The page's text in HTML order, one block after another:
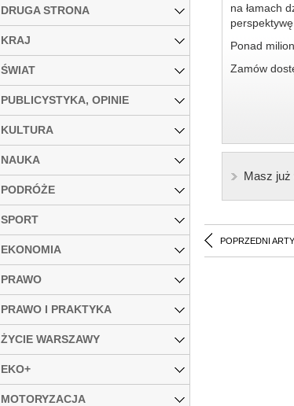
na łamach
Ponad
Zamów
Masz już
POPRZEDNI
DRUGA STRONA
KRAJ
ŚWIAT
PUBLICYSTYKA, OPINIE
KULTURA
NAUKA
PODRÓŻE
SPORT
EKONOMIA
PRAWO
PRAWO I PRAKTYKA
ŻYCIE WARSZAWY
EKO+
MOTORYZACJA